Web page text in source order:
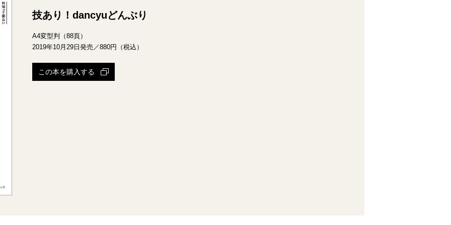
技あり！dancyuどんぶり
A4変型判（88頁）
2019年10月29日発売／880円（税込）
この本を購入する